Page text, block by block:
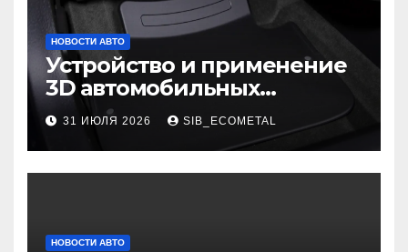
НОВОСТИ АВТО
Устройство и применение
3D автомобильных
ковриков
31 ИЮЛЯ 2026 SIB_ECOMETAL
НОВОСТИ АВТО